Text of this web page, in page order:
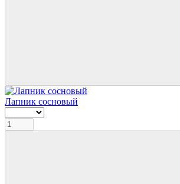
Лапник сосновый